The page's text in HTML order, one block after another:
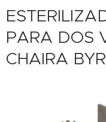
PARA DOS
CHAIRA